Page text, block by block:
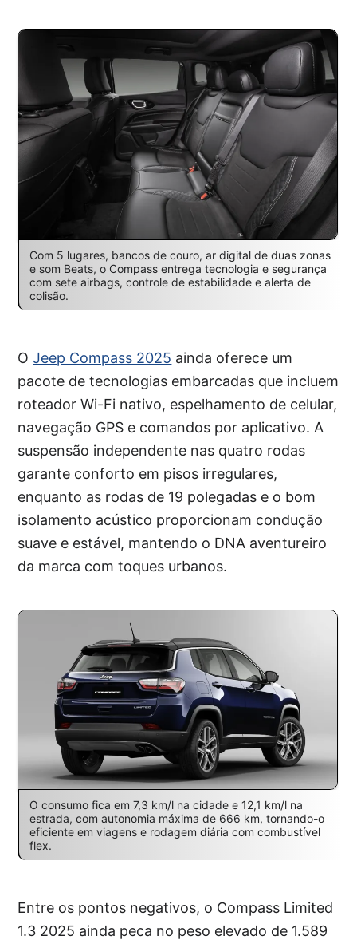
Com 5 lugares, bancos de couro, ar digital de duas zonas
e som Beats, o Compass entrega tecnologia e segurança
com sete airbags, controle de estabilidade e alerta de
colisão.
OJeep Compass 2025 ainda oferece um
pacote de tecnologias embarcadas que incluem
roteador Wi-Fi nativo, espelhamento de celular,
navegação GPS e comandos por aplicativo. A
suspensão independente nas quatro rodas
garante conforto em pisos irregulares,
enquanto as rodas de 19 polegadas e o bom
isolamento acústico proporcionam condução
suave e estável, mantendo o DNA aventureiro
da marca com toques urbanos.
O consumo fica em 7,3 km/l na cidade e 12,1 km/l na
estrada, com autonomia máxima de 666 km, tornando-o
eficiente em viagens e rodagem diária com combustível
flex.
Entre os pontos negativos, o Compass Limited
1.3 2025 ainda peca no peso elevado de 1.589